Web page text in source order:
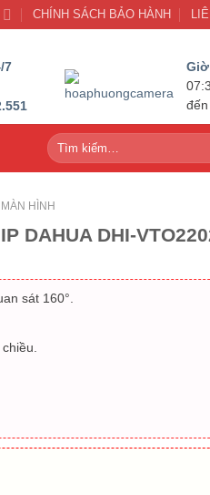
CHÍNH SÁCH BẢO HÀNH
7
Tìm
kiếm:
HÌNH
DAHUA DHI-
sát 160°.